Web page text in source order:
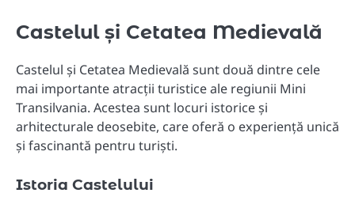
Castelul și Cetatea Medievală
Castelul și Cetatea Medievală sunt două dintre cele
mai importante atracții turistice ale regiunii Mini
Transilvania. Acestea sunt locuri istorice și
arhitecturale deosebite, care oferă o experiență unică
și fascinantă pentru turiști.
Istoria Castelului